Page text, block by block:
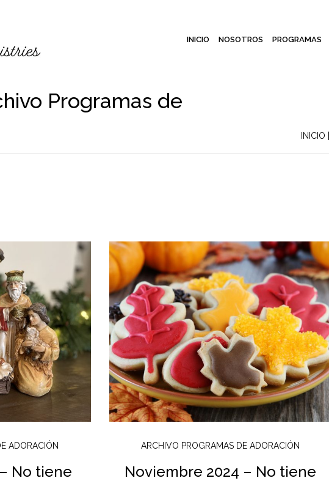
INICIO NOSOTROS PROGRAMAS
Programas de
INICIO
ADORACIÓN
No tiene
ARCHIVO PROGRAMAS DE ADORACIÓN
Noviembre 2024 – No tiene